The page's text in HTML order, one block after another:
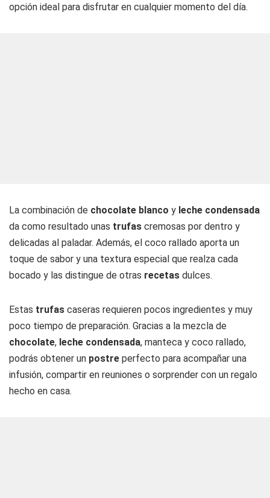
opción ideal para disfrutar en cualquier momento del día.
La combinación de chocolate blanco y leche condensada
da como resultado unas trufas cremosas por dentro y
delicadas al paladar. Además, el coco rallado aporta un
toque de sabor y una textura especial que realza cada
bocado y las distingue de otras recetas dulces.
Estas trufas caseras requieren pocos ingredientes y muy
poco tiempo de preparación. Gracias a la mezcla de
chocolate, leche condensada, manteca y coco rallado,
podrás obtener un postre perfecto para acompañar una
infusión, compartir en reuniones o sorprender con un regalo
hecho en casa.